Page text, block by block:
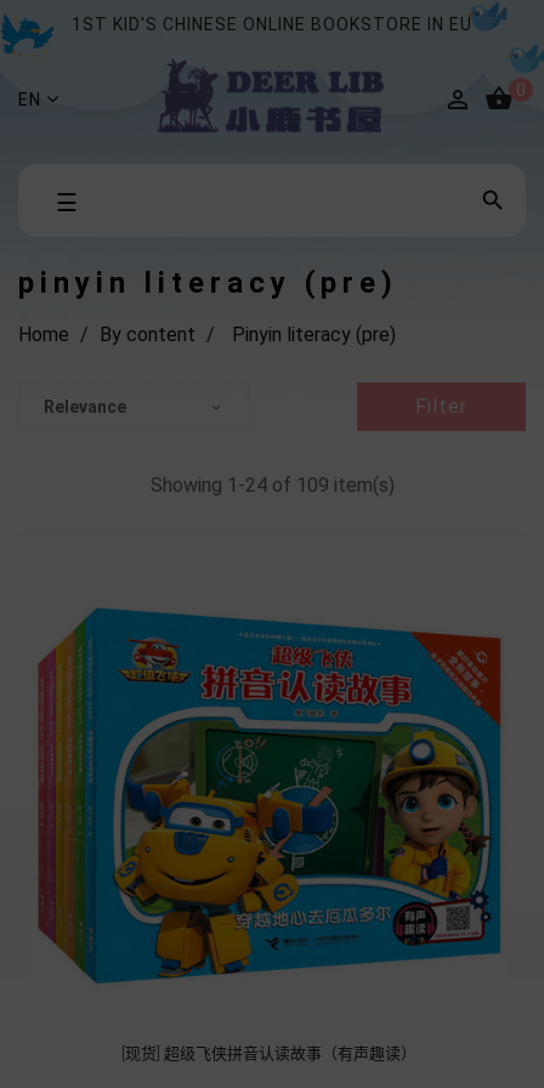
1ST KID'S CHINESE ONLINE BOOKSTORE IN EU
EN  0
Toggle
☰ 
pinyin literacy (pre)
Home By content Pinyin literacy (pre)
Relevance  Filter
Showing 1-24 of 109 item(s)
[现货] 超级飞侠拼音认读故事（有声趣读）